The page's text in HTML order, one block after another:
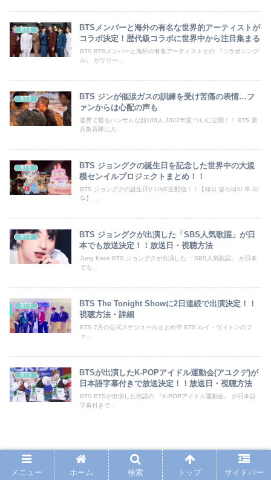
BTS
BTSメンバーと海外の有名な世界的アーティストが
コラボ決定！歴代級コラボに世界中から注目集まる
BTS BTSメンバーと海外の有名アーティストとの 『コラボシング
ル』 がリリー...
BTS
BTS ジンが催涙ガスの訓練を受け苦痛の表情…フ
ァンからは心配の声も
世界で最もハンサムな顔100人 2022年度 ついに公開！！ BTS 新
兵教育隊に入...
BTS
BTS ジョングクの誕生日を記念した世界中の大規
模センイルプロジェクトまとめ！！
BTS ジョングクの誕生日V LIVE生配信！！【해피 벌스데이 투 미
🥳】 ...
BTS
BTS ジョングクが出演した「SBS人気歌謡」が日
本でも放送決定！！放送日・視聴方法
Jung Kook BTS ジョングクが出演した 「SBS人気歌謡」 が日本
でも...
BTS
BTS The Tonight Showに2日連続で出演決定！！
視聴方法・詳細
BTS 7月の公式スケジュールまとめ💜 BTS ルイ・ヴィトンのフ
ァ...
BTS
BTSが出演したK-POPアイドル運動会(アユクデ)が
日本語字幕付きで放送決定！！放送日・視聴方法
BTS BTSが出演した伝説の 『K-POPアイドル運動会』 が日本語
字幕付きで...
BTS 釜山コンサート「Yet To Come in
BUSAN」のチケット情報がついに公
メニュー ホーム 検索 トップ サイドバー